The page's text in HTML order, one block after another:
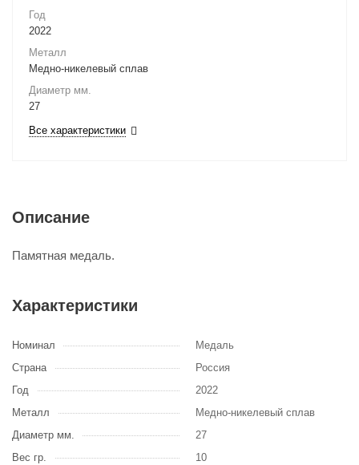
Год
2022
Металл
Медно-никелевый сплав
Диаметр мм.
27
Все характеристики
Описание
Памятная медаль.
Характеристики
Номинал
Медаль
Страна
Россия
Год
2022
Металл
Медно-никелевый сплав
Диаметр мм.
27
Вес гр.
10